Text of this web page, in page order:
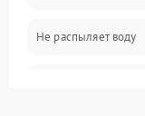
Программное
Не распыляет воду